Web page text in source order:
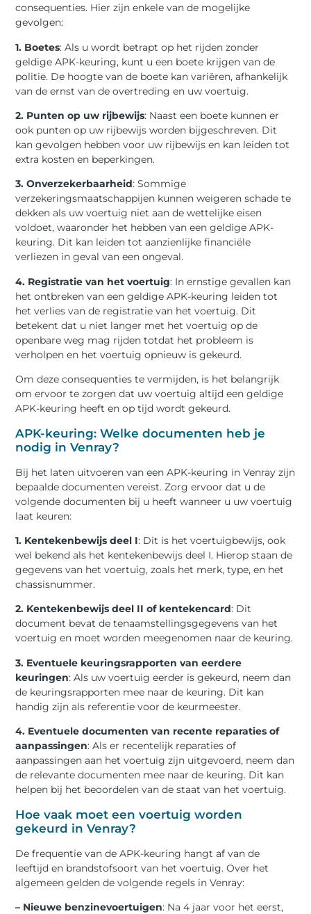
consequenties. Hier zijn enkele van de mogelijke
gevolgen:
1. Boetes: Als u wordt betrapt op het rijden zonder
geldige APK-keuring, kunt u een boete krijgen van de
politie. De hoogte van de boete kan variëren, afhankelijk
van de ernst van de overtreding en uw voertuig.
2. Punten op uw rijbewijs: Naast een boete kunnen er
ook punten op uw rijbewijs worden bijgeschreven. Dit
kan gevolgen hebben voor uw rijbewijs en kan leiden tot
extra kosten en beperkingen.
3. Onverzekerbaarheid: Sommige
verzekeringsmaatschappijen kunnen weigeren schade te
dekken als uw voertuig niet aan de wettelijke eisen
voldoet, waaronder het hebben van een geldige APK-
keuring. Dit kan leiden tot aanzienlijke financiële
verliezen in geval van een ongeval.
4. Registratie van het voertuig: In ernstige gevallen kan
het ontbreken van een geldige APK-keuring leiden tot
het verlies van de registratie van het voertuig. Dit
betekent dat u niet langer met het voertuig op de
openbare weg mag rijden totdat het probleem is
verholpen en het voertuig opnieuw is gekeurd.
Om deze consequenties te vermijden, is het belangrijk
om ervoor te zorgen dat uw voertuig altijd een geldige
APK-keuring heeft en op tijd wordt gekeurd.
APK-keuring: Welke documenten heb je
nodig in Venray?
Bij het laten uitvoeren van een APK-keuring in Venray zijn
bepaalde documenten vereist. Zorg ervoor dat u de
volgende documenten bij u heeft wanneer u uw voertuig
laat keuren:
1. Kentekenbewijs deel I: Dit is het voertuigbewijs, ook
wel bekend als het kentekenbewijs deel I. Hierop staan de
gegevens van het voertuig, zoals het merk, type, en het
chassisnummer.
2. Kentekenbewijs deel II of kentekencard: Dit
document bevat de tenaamstellingsgegevens van het
voertuig en moet worden meegenomen naar de keuring.
3. Eventuele keuringsrapporten van eerdere
keuringen: Als uw voertuig eerder is gekeurd, neem dan
de keuringsrapporten mee naar de keuring. Dit kan
handig zijn als referentie voor de keurmeester.
4. Eventuele documenten van recente reparaties of
aanpassingen: Als er recentelijk reparaties of
aanpassingen aan het voertuig zijn uitgevoerd, neem dan
de relevante documenten mee naar de keuring. Dit kan
helpen bij het beoordelen van de staat van het voertuig.
Hoe vaak moet een voertuig worden
gekeurd in Venray?
De frequentie van de APK-keuring hangt af van de
leeftijd en brandstofsoort van het voertuig. Over het
algemeen gelden de volgende regels in Venray:
– Nieuwe benzinevoertuigen: Na 4 jaar voor het eerst,